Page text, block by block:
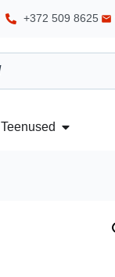
+372 509 8625
Teenused